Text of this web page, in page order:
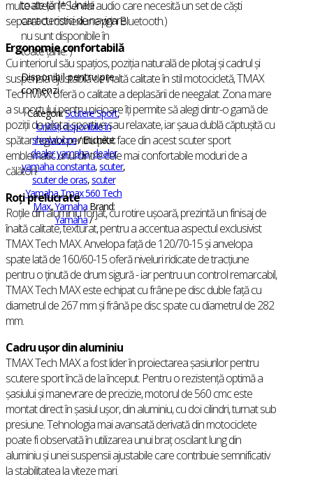
toate țările. Unele
caracteristici de navigare
nu sunt disponibile în
toate țările. )
Disponibil pentru pre-
comenzi
Categorii:Scutere Sport,
Unități disponibile în
showroom Etichete:
dealer yamaha,dealer
yamaha constanta,scuter,
scuter de oras,scuter
Yamaha Tmax 560 Tech
Max,Yamaha Brand:
Yamaha
multe altele. (*Servicii audio care necesită un set de căști
separat cu conexiune prin Bluetooth.)
Ergonomie confortabilă
Cu interiorul său spațios, poziția naturală de pilotaj și cadrul și
suspensia ajustabilă de înaltă calitate în stil motocicletă, TMAX
Tech MAX oferă o calitate a deplasării de neegalat. Zona mare
a suportului pentru picioare îți permite să alegi dintr-o gamă de
poziții de pilotaj sportive sau relaxate, iar șaua dublă căptușită cu
spătar reglabil pentru pilot face din acest scuter sport
emblematic unul dintre cele mai confortabile moduri de a
călători!
Roți prelucrate
Roțile din aluminiu forjat, cu rotire ușoară, prezintă un finisaj de
înaltă calitate, texturat, pentru a accentua aspectul exclusivist
TMAX Tech MAX. Anvelopa față de 120/70-15 și anvelopa
spate lată de 160/60-15 oferă niveluri ridicate de tracțiune
pentru o ținută de drum sigură - iar pentru un control remarcabil,
TMAX Tech MAX este echipat cu frâne pe disc duble față cu
diametrul de 267 mm și frână pe disc spate cu diametrul de 282
mm.
Cadru ușor din aluminiu
TMAX Tech MAX a fost lider în proiectarea șasiurilor pentru
scutere sport încă de la început. Pentru o rezistență optimă a
șasiului și manevrare de precizie, motorul de 560 cmc este
montat direct în șasiul ușor, din aluminiu, cu doi cilindri, turnat sub
presiune. Tehnologia mai avansată derivată din motociclete
poate fi observată în utilizarea unui braț oscilant lung din
aluminiu și unei suspensii ajustabile care contribuie semnificativ
la stabilitatea la viteze mari.